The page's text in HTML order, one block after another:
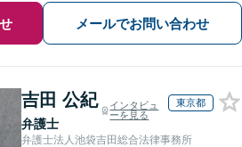
メールでお問い合わせ
吉田 公紀
弁護士
インタビュ
ーを見る
東京都
弁護士法人池袋吉田総合法律事務所